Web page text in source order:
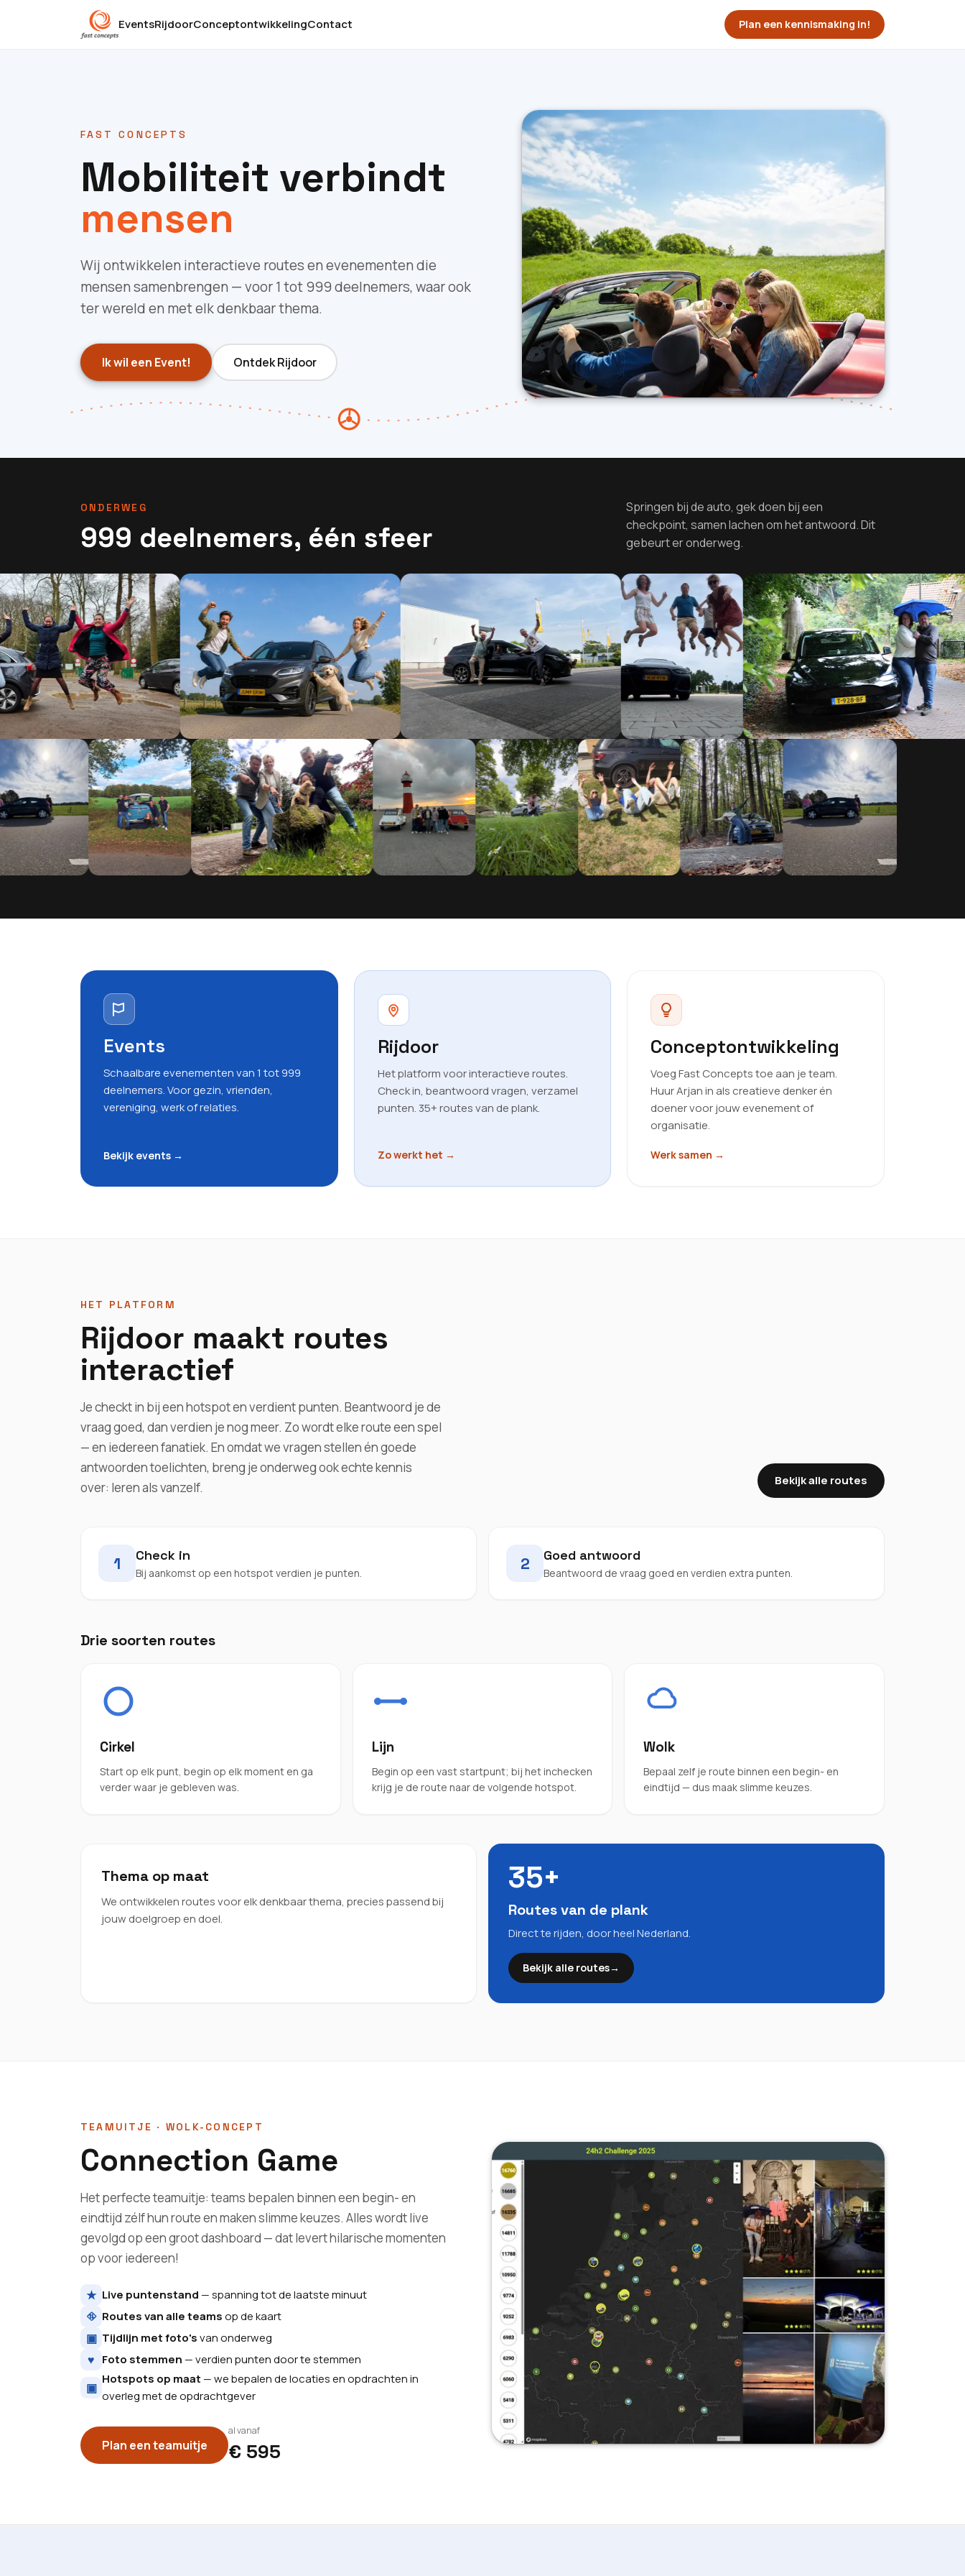
EventsRijdoorConceptontwikkelingContact Plan een kennismaking in!
FAST CONCEPTS
Mobiliteit verbindt
mensen
Wij ontwikkelen interactieve routes en evenementen die
mensen samenbrengen — voor 1 tot 999 deelnemers, waar ook
ter wereld en met elk denkbaar thema.
Ik wil een Event! Ontdek Rijdoor
ONDERWEG
999 deelnemers, één sfeer
Springen bij de auto, gek doen bij een
checkpoint, samen lachen om het antwoord. Dit
gebeurt er onderweg.
Events
Schaalbare evenementen van 1 tot 999
deelnemers. Voor gezin, vrienden,
vereniging, werk of relaties.
Bekijk events →
Rijdoor
Het platform voor interactieve routes.
Check in, beantwoord vragen, verzamel
punten. 35+ routes van de plank.
Zo werkt het →
Conceptontwikkeling
Voeg Fast Concepts toe aan je team.
Huur Arjan in als creatieve denker én
doener voor jouw evenement of
organisatie.
Werk samen →
HET PLATFORM
Rijdoor maakt routes
interactief
Je checkt in bij een hotspot en verdient punten. Beantwoord je de
vraag goed, dan verdien je nog meer. Zo wordt elke route een spel
— en iedereen fanatiek. En omdat we vragen stellen én goede
antwoorden toelichten, breng je onderweg ook echte kennis
over: leren als vanzelf.
Bekijk alle routes
1 Check in
Bij aankomst op een hotspot verdien je punten. 2 Goed antwoord
Beantwoord de vraag goed en verdien extra punten.
Drie soorten routes
Cirkel
Start op elk punt, begin op elk moment en ga
verder waar je gebleven was.
Lijn
Begin op een vast startpunt; bij het inchecken
krijg je de route naar de volgende hotspot.
Wolk
Bepaal zelf je route binnen een begin- en
eindtijd — dus maak slimme keuzes.
Thema op maat
We ontwikkelen routes voor elk denkbaar thema, precies passend bij
jouw doelgroep en doel.
35+
Routes van de plank
Direct te rijden, door heel Nederland.
Bekijk alle routes→
TEAMUITJE · WOLK-CONCEPT
Connection Game
Het perfecte teamuitje: teams bepalen binnen een begin- en
eindtijd zélf hun route en maken slimme keuzes. Alles wordt live
gevolgd op een groot dashboard — dat levert hilarische momenten
op voor iedereen!
★ Live puntenstand — spanning tot de laatste minuut
⛗ Routes van alle teamsop de kaart
▣ Tijdlijn met foto'svan onderweg
♥ Foto stemmen — verdien punten door te stemmen
▣
Hotspots op maat — we bepalen de locaties en opdrachten in
overleg met de opdrachtgever
Plan een teamuitje
al vanaf
€ 595